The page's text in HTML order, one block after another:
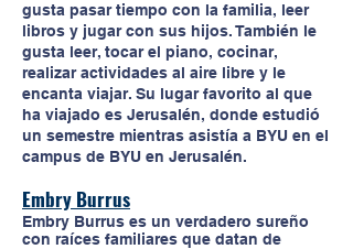
gusta pasar tiempo con la familia, leer
libros y jugar con sus hijos. También le
gusta leer, tocar el piano, cocinar,
realizar actividades al aire libre y le
encanta viajar. Su lugar favorito al que
ha viajado es Jerusalén, donde estudió
un semestre mientras asistía a BYU en el
campus de BYU en Jerusalén.
Embry Burrus
Embry Burrus es un verdadero sureño
con raíces familiares que datan de